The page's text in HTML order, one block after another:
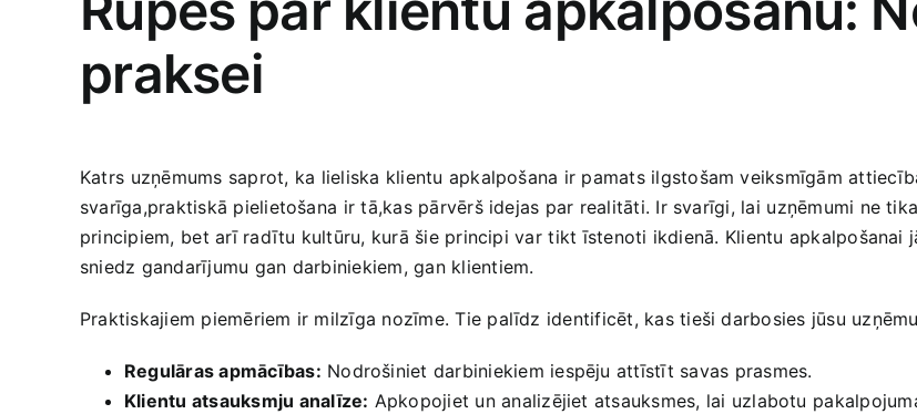
praksei
Katrs⁤ uzņēmums saprot,⁤ ka lieliska klientu apkalpošana ir pamats ilgstošam veiksmīgām
svarīga,praktiskā pielietošana⁣ ir tā,kas pārvērš idejas par realitāti. Ir svarīgi, lai⁣ uzņēmumi ne
principiem, ⁢bet arī radītu kultūru, kurā šie principi var⁣ tikt īstenoti ikdienā. ‍Klientu​ apkalpošanai
sniedz gandarījumu ⁣gan‍ darbiniekiem, gan ‍klientiem.
Praktiskajiem ​piemēriem ir milzīga nozīme. Tie palīdz ​identificēt,‌ kas tieši darbosies​ jūsu
Regulāras apmācības: Nodrošiniet darbiniekiem iespēju attīstīt savas prasmes.
Klientu atsauksmju analīze: Apkopojiet un analizējiet ​atsauksmes, lai‌ uzlabotu⁣